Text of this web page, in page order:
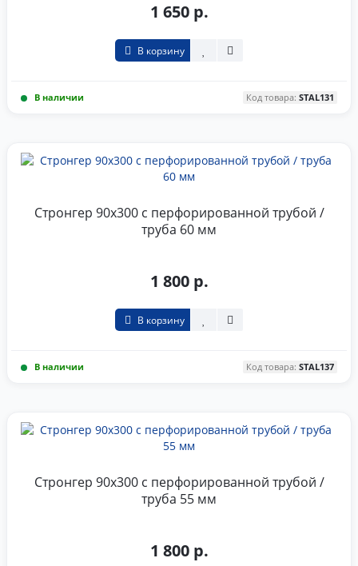
1 650 р.
В корзину
В наличии Код товара: STAL131
Стронгер 90x300 с перфорированной трубой /
труба 60 мм
1 800 р.
В корзину
В наличии Код товара: STAL137
Стронгер 90x300 с перфорированной трубой /
труба 55 мм
1 800 р.